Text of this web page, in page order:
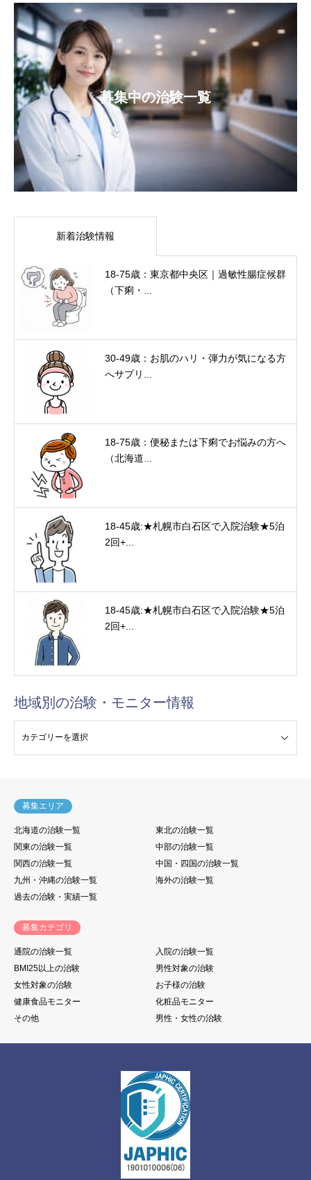
募集中の治験一覧
新着治験情報
18-75歳：東京都中央区｜過敏性腸症候群
（下痢・...
30-49歳：お肌のハリ・弾力が気になる方
へサプリ...
18-75歳：便秘または下痢でお悩みの方へ
（北海道...
18-45歳:★札幌市白石区で入院治験★5泊
2回+...
18-45歳:★札幌市白石区で入院治験★5泊
2回+...
地域別の治験・モニター情報
募集エリア
北海道の治験一覧
東北の治験一覧
関東の治験一覧
中部の治験一覧
関西の治験一覧
中国・四国の治験一覧
九州・沖縄の治験一覧
海外の治験一覧
過去の治験・実績一覧
募集カテゴリ
通院の治験一覧
入院の治験一覧
BMI25以上の治験
男性対象の治験
女性対象の治験
お子様の治験
健康食品モニター
化粧品モニター
その他
男性・女性の治験